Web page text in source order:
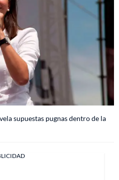
supuestas pugnas dentro de la